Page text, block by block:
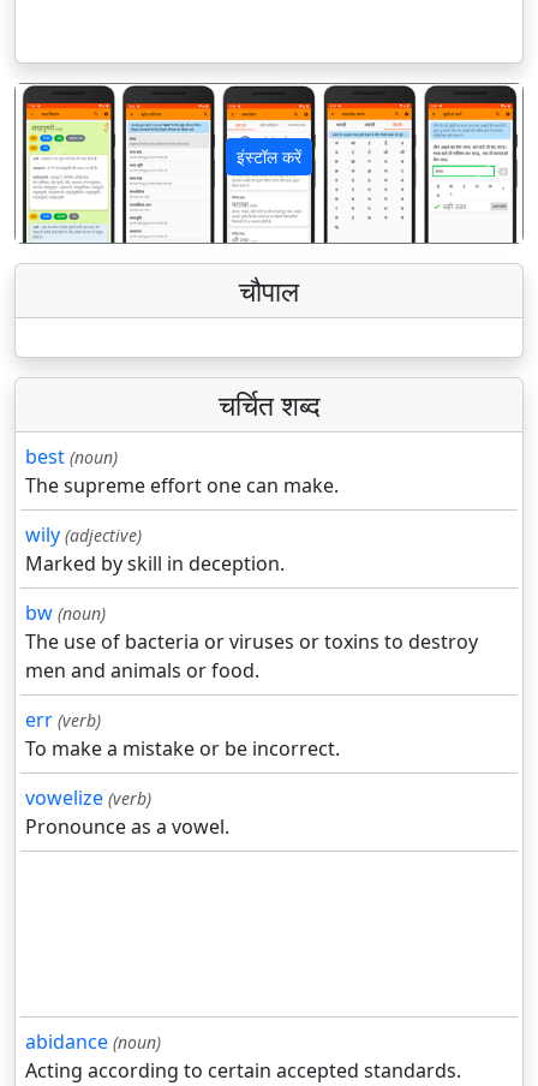
इंस्टॉल करें
पिछला अगला
चौपाल
चर्चित शब्द
best (noun)
The supreme effort one can make.
wily (adjective)
Marked by skill in deception.
bw (noun)
The use of bacteria or viruses or toxins to destroy
men and animals or food.
err (verb)
To make a mistake or be incorrect.
vowelize (verb)
Pronounce as a vowel.
abidance (noun)
Acting according to certain accepted standards.